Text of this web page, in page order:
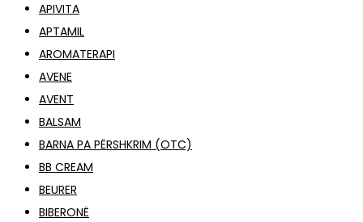
APIVITA
APTAMIL
AROMATERAPI
AVENE
AVENT
BALSAM
BARNA PA PËRSHKRIM (OTC)
BB CREAM
BEURER
BIBERONË